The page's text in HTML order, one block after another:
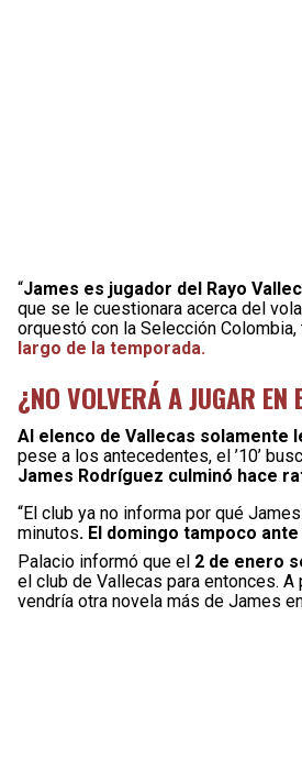
“James es jugador del Rayo
que se le cuestionara acerca del
orquestó con la Selección
largo de la temporada.
¿NO VOLVERÁ A JUGAR EN
Al elenco de Vallecas solamente
pese a los antecedentes, el ’10’
James Rodríguez culminó hace
“El club ya no informa por qué
minutos. El domingo tampoco
Palacio informó que el 2 de enero
el club de Vallecas para entonces.
vendría otra novela más de James